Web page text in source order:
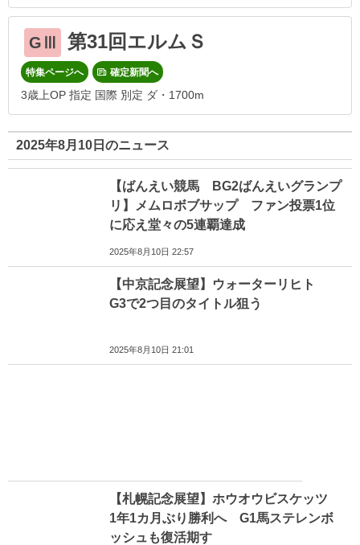
GⅢ 第31回エルムＳ
特集ページへ 確定新聞へ
3歳上OP 指定 国際 別定 ダ・1700m
2025年8月10日のニュース
【ばんえい競馬 BG2ばんえいグランプ
リ】メムロボブサップ ファン投票1位
に応え堂々の5連覇達成
2025年8月10日 22:57
【中京記念展望】ウォーターリヒト
G3で2つ目のタイトル狙う
2025年8月10日 21:01
【札幌記念展望】ホウオウビスケッツ
1年1カ月ぶり勝利へ G1馬ステレンボ
ッシュも復活期す